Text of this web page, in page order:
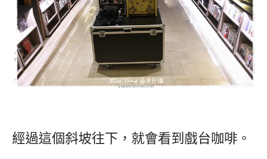
經過這個斜坡往下，就會看到戲台咖啡。